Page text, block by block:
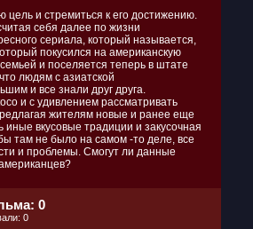
цель и стремиться к его достижению.
себя далее по жизни
сериала, который называется,
покусился на американскую
и поселяется теперь в штате
людям с азиатской
и все знали друг друга.
и с удивлением рассматривать
жителям новые и ранее еще
вкусовые традиции и закусочная
там не было на самом -то деле, все
и проблемы. Смогут ли данные
0
0